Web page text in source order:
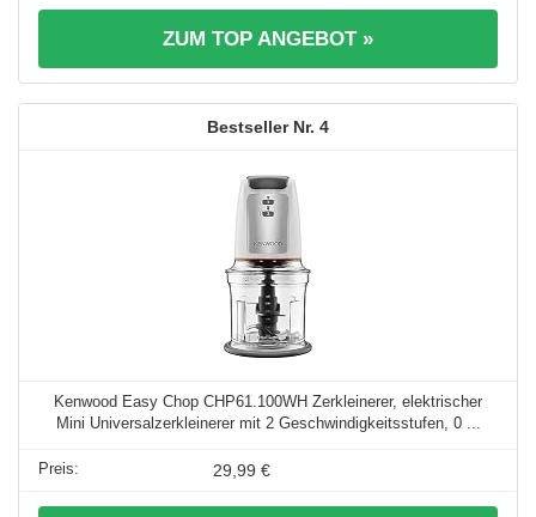
ZUM TOP ANGEBOT »
4
Kenwood Easy Chop CHP61.100WH Zerkleinerer, elektrischer
Mini Universalzerkleinerer mit 2 Geschwindigkeitsstufen, 0 ...
29,99 €